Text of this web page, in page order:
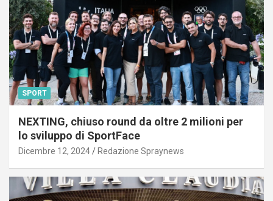
SPORT
NEXTING, chiuso round da oltre 2 milioni per
lo sviluppo di SportFace
Dicembre 12, 2024 Redazione Spraynews